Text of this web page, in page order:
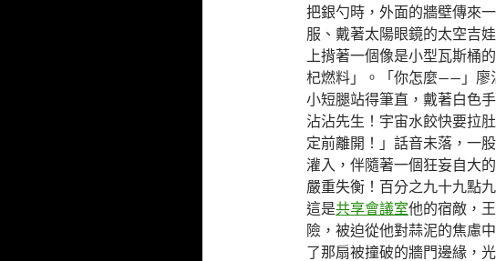
把銀勺時，外面的牆壁傳來
服、戴著太陽眼鏡的太空吉
上揹著一個像是小型瓦斯桶
杞燃料」。「你怎麼——」廖
小短腿站得筆直，戴著白色
沾沾先生！宇宙水餃快要拉
定前離開！」話音未落，一
灌入，伴隨著一個狂妄自大
嚴重失衡！百分之九十九點
這是共享會議室他的宿敵，
險，被迫從他對蒜泥的焦慮
了那扇被撞破的牆門邊緣，